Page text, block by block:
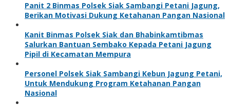
Panit 2 Binmas Polsek Siak Sambangi Petani Jagung,
Berikan Motivasi Dukung Ketahanan Pangan Nasional
Kanit Binmas Polsek Siak dan Bhabinkamtibmas
Salurkan Bantuan Sembako Kepada Petani Jagung
Pipil di Kecamatan Mempura
Personel Polsek Siak Sambangi Kebun Jagung Petani,
Untuk Mendukung Program Ketahanan Pangan
Nasional